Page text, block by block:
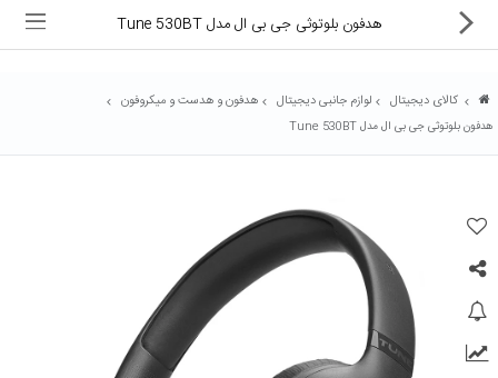
کالای دیجیتال
لوازم التحریر
کارتریج و تونر
هدفون بلوتوثی جی بی ال مدل Tune 530BT
کالای دیجیتال لوازم جانبی دیجیتال هدفون و هدست و میکروفون
هدفون بلوتوثی جی بی ال مدل Tune 530BT